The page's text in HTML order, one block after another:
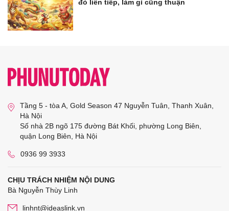
đỏ liên tiếp, làm gì cũng thuận
Tầng 5 - tòa A, Gold Season 47 Nguyễn Tuân, Thanh Xuân,
Hà Nội
Số nhà 2B ngõ 175 đường Bát Khối, phường Long Biên,
quận Long Biên, Hà Nội
0936 99 3933
CHỊU TRÁCH NHIỆM NỘI DUNG
Bà Nguyễn Thùy Linh
linhnt@ideaslink.vn